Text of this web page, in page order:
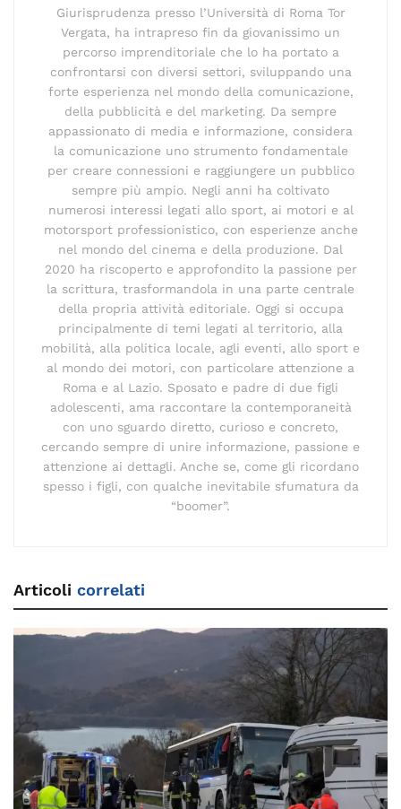
Giurisprudenza presso l’Università di Roma Tor
Vergata, ha intrapreso fin da giovanissimo un
percorso imprenditoriale che lo ha portato a
confrontarsi con diversi settori, sviluppando una
forte esperienza nel mondo della comunicazione,
della pubblicità e del marketing. Da sempre
appassionato di media e informazione, considera
la comunicazione uno strumento fondamentale
per creare connessioni e raggiungere un pubblico
sempre più ampio. Negli anni ha coltivato
numerosi interessi legati allo sport, ai motori e al
motorsport professionistico, con esperienze anche
nel mondo del cinema e della produzione. Dal
2020 ha riscoperto e approfondito la passione per
la scrittura, trasformandola in una parte centrale
della propria attività editoriale. Oggi si occupa
principalmente di temi legati al territorio, alla
mobilità, alla politica locale, agli eventi, allo sport e
al mondo dei motori, con particolare attenzione a
Roma e al Lazio. Sposato e padre di due figli
adolescenti, ama raccontare la contemporaneità
con uno sguardo diretto, curioso e concreto,
cercando sempre di unire informazione, passione e
attenzione ai dettagli. Anche se, come gli ricordano
spesso i figli, con qualche inevitabile sfumatura da
“boomer”.
Articoli correlati